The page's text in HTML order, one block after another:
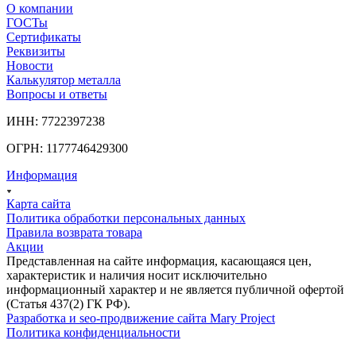
О компании
ГОСТы
Сертификаты
Реквизиты
Новости
Калькулятор металла
Вопросы и ответы
ИНН: 7722397238
ОГРН: 1177746429300
Информация
Карта сайта
Политика обработки персональных данных
Правила возврата товара
Акции
Представленная на сайте информация, касающаяся цен,
характеристик и наличия носит исключительно
информационный характер и не является публичной офертой
(Статья 437(2) ГК РФ).
Разработка и seo-продвижение сайта Mary Project
Политика конфиденциальности